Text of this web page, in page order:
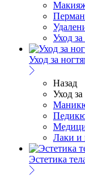
Уход
Уход за
Назад
Уход
Лаки и
Эстетика